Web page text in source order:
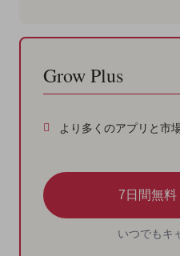
Grow Plus
より多くのアプリと市
7日間無料
いつでもキ